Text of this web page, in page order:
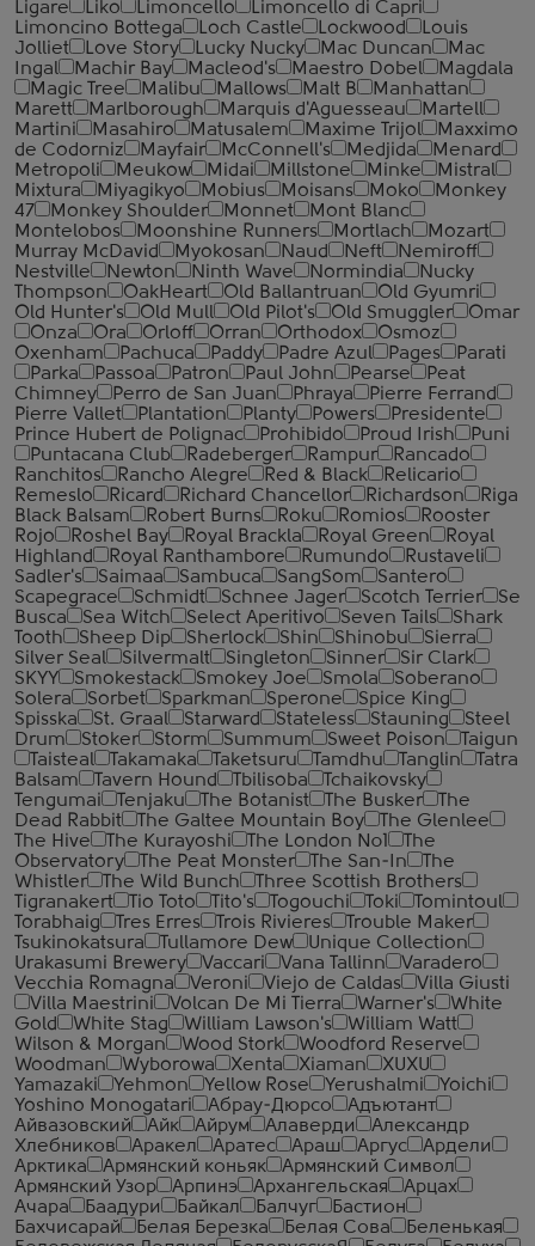
Ligare
Liko Limoncello
Limoncello di Capri
Limoncino Bottega
Loch Castle Lockwood
Louis
Jolliet
Love Story Lucky Nucky Mac Duncan
Mac
Ingal
Machir Bay Macleod's Maestro Dobel
Magdala
Magic Tree
Malibu Mallows Malt B
Manhattan
Marett
Marlborough Marquis d'Aguesseau
Martell
Martini
Masahiro Matusalem Maxime Trijol
Maxximo
de Codorniz
Mayfair McConnell's Medjida
Menard
Metropoli
Meukow Midai Millstone Minke
Mistral
Mixtura
Miyagikyo Mobius Moisans Moko
Monkey
47
Monkey Shoulder Monnet
Mont Blanc
Montelobos
Moonshine Runners Mortlach
Mozart
Murray McDavid
Myokosan Naud Neft
Nemiroff
Nestville
Newton Ninth Wave Normindia
Nucky
Thompson
OakHeart Old Ballantruan
Old Gyumri
Old Hunter's
Old Mull Old Pilot's Old Smuggler
Omar
Onza
Ora Orloff Orran Orthodox
Osmoz
Oxenham
Pachuca Paddy Padre Azul Pages
Parati
Parka
Passoa Patron Paul John Pearse
Peat
Chimney
Perro de San Juan Phraya
Pierre Ferrand
Pierre Vallet
Plantation Planty Powers
Presidente
Prince Hubert de Polignac
Prohibido Proud Irish
Puni
Puntacana Club
Radeberger Rampur
Rancado
Ranchitos
Rancho Alegre Red & Black
Relicario
Remeslo
Ricard Richard Chancellor Richardson
Riga
Black Balsam
Robert Burns Roku Romios
Rooster
Rojo
Roshel Bay Royal Brackla Royal Green
Royal
Highland
Royal Ranthambore Rumundo
Rustaveli
Sadler's
Saimaa Sambuca SangSom
Santero
Scapegrace
Schmidt Schnee Jager Scotch Terrier
Se
Busca
Sea Witch Select Aperitivo Seven Tails
Shark
Tooth
Sheep Dip Sherlock Shin Shinobu
Sierra
Silver Seal
Silvermalt Singleton Sinner
Sir Clark
SKYY
Smokestack Smokey Joe Smola
Soberano
Solera
Sorbet Sparkman Sperone
Spice King
Spisska
St. Graal Starward Stateless Stauning
Steel
Drum
Stoker Storm Summum Sweet Poison
Taigun
Taisteal
Takamaka Taketsuru Tamdhu Tanglin
Tatra
Balsam
Tavern Hound Tbilisoba
Tchaikovsky
Tengumai
Tenjaku The Botanist The Busker
The
Dead Rabbit
The Galtee Mountain Boy
The Glenlee
The Hive
The Kurayoshi The London №1
The
Observatory
The Peat Monster The San-In
The
Whistler
The Wild Bunch
Three Scottish Brothers
Tigranakert
Tio Toto Tito's Togouchi Toki
Tomintoul
Torabhaig
Tres Erres Trois Rivieres
Trouble Maker
Tsukinokatsura
Tullamore Dew
Unique Collection
Urakasumi Brewery
Vaccari Vana Tallinn
Varadero
Vecchia Romagna
Veroni Viejo de Caldas
Villa Giusti
Villa Maestrini
Volcan De Mi Tierra Warner's
White
Gold
White Stag William Lawson's
William Watt
Wilson & Morgan
Wood Stork
Woodford Reserve
Woodman
Wyborowa Xenta Xiaman
XUXU
Yamazaki
Yehmon Yellow Rose Yerushalmi
Yoichi
Yoshino Monogatari
Абрау-Дюрсо
Адъютант
Айвазовский
Айк Айрум Алаверди
Александр
Хлебников
Аракел Аратес Араш Аргус
Ардели
Арктика
Армянский коньяк
Армянский Символ
Армянский Узор
Арпинэ Архангельская
Арцах
Ачара
Баадури Байкал Балчуг
Бастион
Бахчисарай
Белая Березка Белая Сова
Беленькая